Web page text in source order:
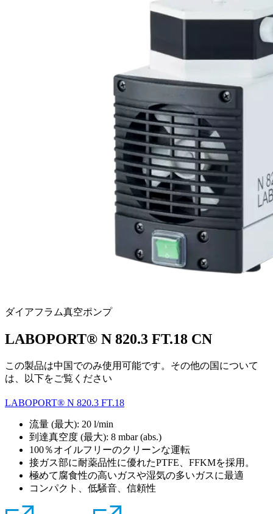
ダイアフラム真空ポンプ
LABOPORT® N 820.3 FT.18 CN
この製品は中国でのみ使用可能です。その他の国について
は、以下をご覧ください
LABOPORT® N 820.3 FT.18
流量 (最大): 20 l/min
到達真空度 (最大): 8 mbar (abs.)
100％オイルフリーのクリーンな運転
接ガス部に耐薬品性に優れたPTFE、FFKMを採用。
極めて腐食性の高いガスや湿気の多いガスに最適
コンパクト、低騒音、信頼性